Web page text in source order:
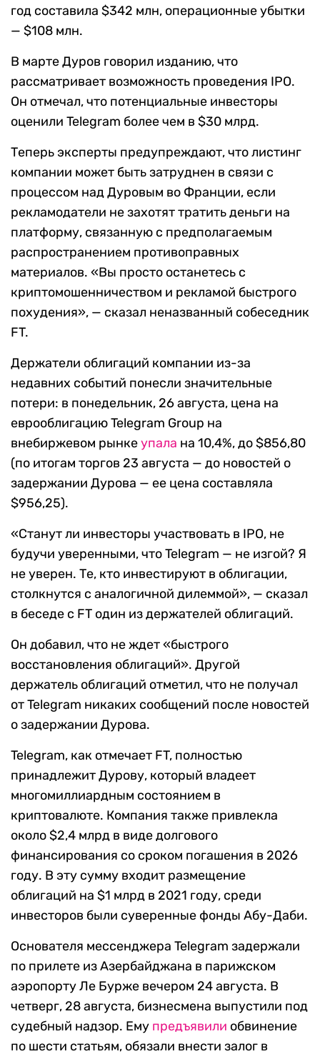
год составила $342 млн, операционные убытки
— $108 млн.
В марте Дуров говорил изданию, что
рассматривает возможность проведения IPO.
Он отмечал, что потенциальные инвесторы
оценили Telegram более чем в $30 млрд.
Теперь эксперты предупреждают, что листинг
компании может быть затруднен в связи с
процессом над Дуровым во Франции, если
рекламодатели не захотят тратить деньги на
платформу, связанную с предполагаемым
распространением противоправных
материалов. «Вы просто останетесь с
криптомошенничеством и рекламой быстрого
похудения», — сказал неназванный собеседник
FT.
Держатели облигаций компании из-за
недавних событий понесли значительные
потери: в понедельник, 26 августа, цена на
еврооблигацию Telegram Group на
внебиржевом рынкеупала на 10,4%, до $856,80
(по итогам торгов 23 августа — до новостей о
задержании Дурова — ее цена составляла
$956,25).
«Станут ли инвесторы участвовать в IPO, не
будучи уверенными, что Telegram — не изгой? Я
не уверен. Те, кто инвестируют в облигации,
столкнутся с аналогичной дилеммой», — сказал
в беседе с FT один из держателей облигаций.
Он добавил, что не ждет «быстрого
восстановления облигаций». Другой
держатель облигаций отметил, что не получал
от Telegram никаких сообщений после новостей
о задержании Дурова.
Telegram, как отмечает FT, полностью
принадлежит Дурову, который владеет
многомиллиардным состоянием в
криптовалюте. Компания также привлекла
около $2,4 млрд в виде долгового
финансирования со сроком погашения в 2026
году. В эту сумму входит размещение
облигаций на $1 млрд в 2021 году, среди
инвесторов были суверенные фонды Абу-Даби.
Основателя мессенджера Telegram задержали
по прилете из Азербайджана в парижском
аэропорту Ле Бурже вечером 24 августа. В
четверг, 28 августа, бизнесмена выпустили под
судебный надзор. Ему предъявили обвинение
по шести статьям, обязали внести залог в